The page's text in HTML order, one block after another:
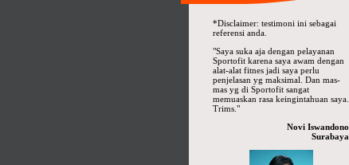
*Disclaimer: testimoni ini sebagai
referensi anda.
"Saya suka aja dengan pelayanan
Sportofit karena saya awam dengan
alat-alat fitnes jadi saya perlu
penjelasan yg maksimal. Dan mas-
mas yg di Sportofit sangat
memuaskan rasa keingintahuan saya.
Trims."
Novi Iswandono
Surabaya